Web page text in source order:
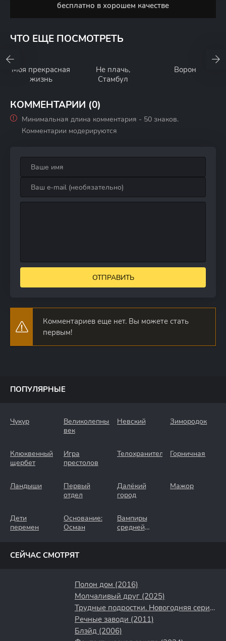
бесплатно в хорошем качестве
ЧТО ЕЩЕ ПОСМОТРЕТЬ
Моя прекрасная
жизнь
Не плачь,
Стамбул
Ворон
КОММЕНТАРИИ (0)
Минимальная длина комментария - 50 знаков.
Комментарии модерируются
ОТПРАВИТЬ
Комментариев еще нет. Вы можете стать
первым!
ПОПУЛЯРНЫЕ
Чукур
Великолепный
век
Невский Зимородок
Клюквенный
щербет
Игра
престолов
Телохранители Горничная
Ландыши
Первый
отдел
Далёкий
город
Мажор
Дети
перемен
Основание:
Осман
Вампиры
средней
СЕЙЧАС СМОТРЯТ
Полон дом (2016)
Молчаливый друг (2025)
Трудные подростки. Новогодняя серия (2021)
Речные заводи (2011)
Блэйд (2006)